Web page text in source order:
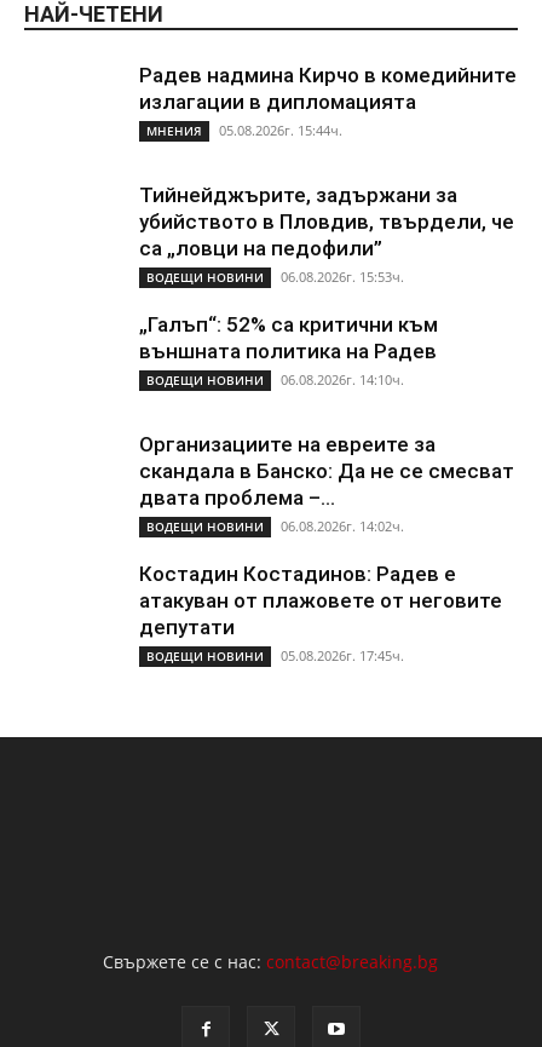
НАЙ-ЧЕТЕНИ
Радев надмина Кирчо в комедийните
излагации в дипломацията
МНЕНИЯ 05.08.2026г. 15:44ч.
Тийнейджърите, задържани за
убийството в Пловдив, твърдели, че
са „ловци на педофили”
ВОДЕЩИ НОВИНИ 06.08.2026г. 15:53ч.
„Галъп“: 52% са критични към
външната политика на Радев
ВОДЕЩИ НОВИНИ 06.08.2026г. 14:10ч.
Организациите на евреите за
скандала в Банско: Да не се смесват
двата проблема –...
ВОДЕЩИ НОВИНИ 06.08.2026г. 14:02ч.
Костадин Костадинов: Радев е
атакуван от плажoвете от неговите
депутати
ВОДЕЩИ НОВИНИ 05.08.2026г. 17:45ч.
Свържете се с нас:contact@breaking.bg